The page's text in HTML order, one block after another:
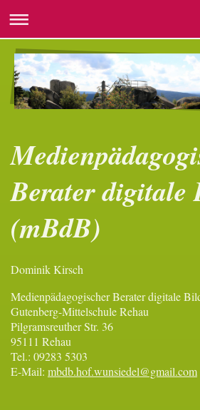
Berater digitale
(mBdB)
Dominik Kirsch
Medienpädagogischer Berater digitale
Gutenberg-Mittelschule Rehau
Pilgramsreuther Str. 36
95111 Rehau
Tel.: 09283 5303
E-Mail: mbdb.hof.wunsiedel@gmail.com